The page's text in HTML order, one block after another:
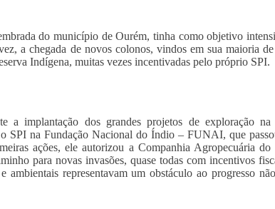
do município de Ourém, tinha como objetivo
a chegada de novos colonos, vindos em sua maioria
Indígena, muitas vezes incentivadas pelo próprio SPI.
a implantação dos grandes projetos de exploração na
SPI na Fundação Nacional do Índio – FUNAI, que
ações, ele autorizou a Companhia Agropecuária do
para novas invasões, quase todas com incentivos
ambientais representavam um obstáculo ao progresso